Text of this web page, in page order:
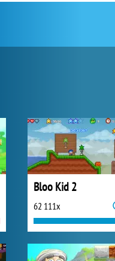
Bloo Kid 2
62 111x